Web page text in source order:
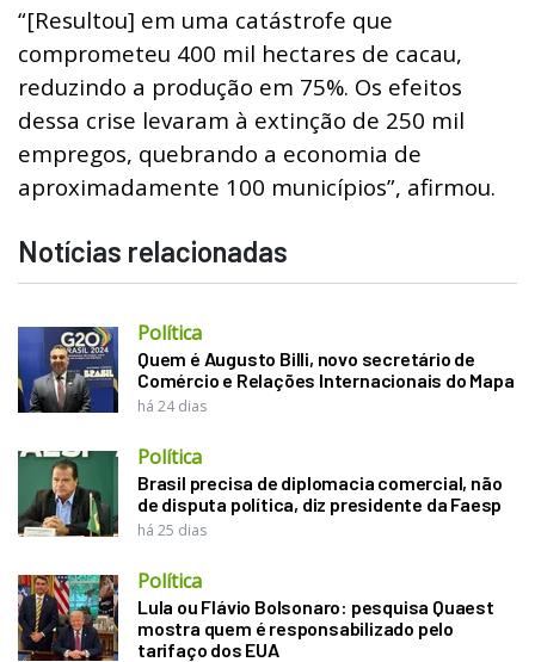
“[Resultou] em uma catástrofe que
comprometeu 400 mil hectares de cacau,
reduzindo a produção em 75%. Os efeitos
dessa crise levaram à extinção de 250 mil
empregos, quebrando a economia de
aproximadamente 100 municípios”, afirmou.
Notícias relacionadas
Política
Quem é Augusto Billi, novo secretário de
Comércio e Relações Internacionais do Mapa
há 24 dias
Política
Brasil precisa de diplomacia comercial, não
de disputa política, diz presidente da Faesp
há 25 dias
Política
Lula ou Flávio Bolsonaro: pesquisa Quaest
mostra quem é responsabilizado pelo
tarifaço dos EUA